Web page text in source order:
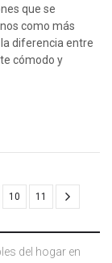
que se
como más
diferencia entre
cómodo y
10 11
del hogar en